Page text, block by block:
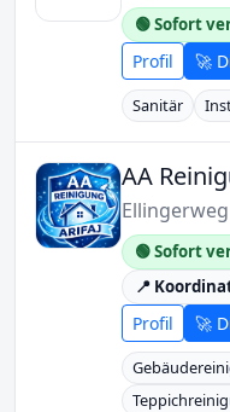
🟢 Sofort
Profil 🚀
Sanitär
AA
Ellingerweg
🟢 Sofort
📍
Profil 🚀